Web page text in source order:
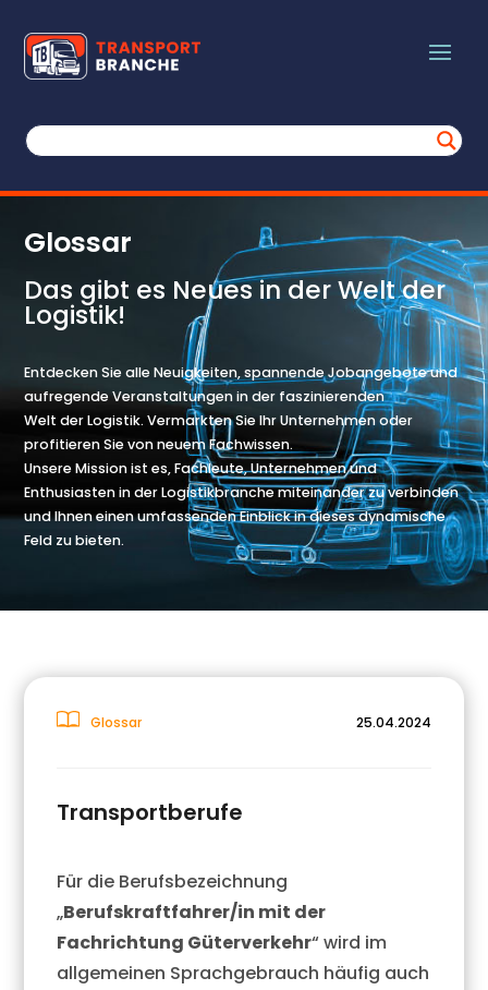
Glossar
Das gibt es Neues in der Welt der
Logistik!
Entdecken Sie alle Neuigkeiten, spannende Jobangebote und
aufregende Veranstaltungen in der faszinierenden
Welt der Logistik. Vermarkten Sie Ihr Unternehmen oder
profitieren Sie von neuem Fachwissen.
Unsere Mission ist es, Fachleute, Unternehmen und
Enthusiasten in der Logistikbranche miteinander zu verbinden
und Ihnen einen umfassenden Einblick in dieses dynamische
Feld zu bieten.
Glossar 25.04.2024
Transportberufe
Für die Berufsbezeichnung
„Berufskraftfahrer/in mit der
Fachrichtung Güterverkehr“ wird im
allgemeinen Sprachgebrauch häufig auch